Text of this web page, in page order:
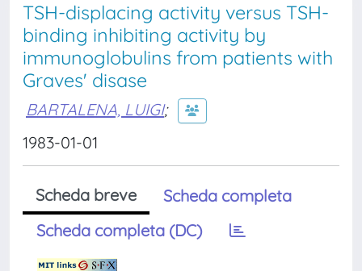
TSH-displacing activity versus TSH-
binding inhibiting activity by
immunoglobulins from patients with
Graves' disase
BARTALENA, LUIGI;
1983-01-01
Scheda breve
Scheda completa
Scheda completa (DC)